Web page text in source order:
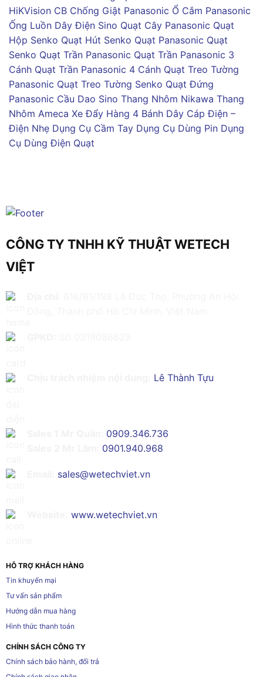
HiKVision CB Chống Giật Panasonic Ổ Cắm Panasonic
Ống Luồn Dây Điện Sino Quạt Cây Panasonic Quạt
Hộp Senko Quạt Hút Senko Quạt Panasonic Quạt
Senko Quạt Trần Panasonic Quạt Trần Panasonic 3
Cánh Quạt Trần Panasonic 4 Cánh Quạt Treo Tường
Panasonic Quạt Treo Tường Senko Quạt Đứng
Panasonic Cầu Dao Sino Thang Nhôm Nikawa Thang
Nhôm Ameca Xe Đẩy Hàng 4 Bánh Dây Cáp Điện –
Điện Nhẹ Dụng Cụ Cầm Tay Dụng Cụ Dùng Pin Dụng
Cụ Dùng Điện Quạt
CÔNG TY TNHH KỸ THUẬT WETECH
VIỆT
Lê Thành Tựu
0909.346.736
0901.940.968
sales@wetechviet.vn
www.wetechviet.vn
HỖ TRỢ KHÁCH HÀNG
Tin khuyến mại
Tư vấn sản phẩm
Hướng dẫn mua hàng
Hình thức thanh toán
CHÍNH SÁCH CÔNG TY
Chính sách bảo hành, đổi trả